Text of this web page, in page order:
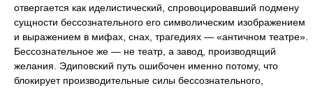
отвергается как иделистический, спровоцировавший подмену
сущности бессознательного его символическим изображением
и выражением в мифах, снах, трагедиях — «античном театре».
Бессознательное же — не театр, а завод, производящий
желания. Эдиповский путь ошибочен именно потому, что
блокирует производительные силы бессознательного,